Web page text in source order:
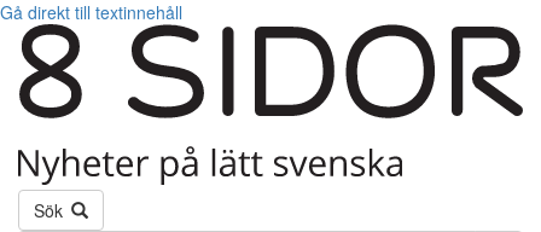
Gå direkt till textinnehåll
Sök